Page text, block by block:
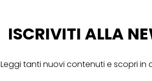
ISCRIVITI ALLA
Leggi tanti nuovi contenuti e scopri in